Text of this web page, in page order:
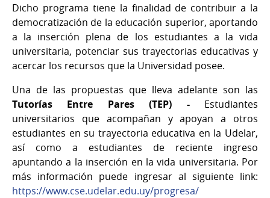
Dicho programa tiene la finalidad de contribuir a la
democratización de la educación superior, aportando
a la inserción plena de los estudiantes a la vida
universitaria, potenciar sus trayectorias educativas y
acercar los recursos que la Universidad posee.
Una de las propuestas que lleva adelante son las
Tutorías Entre Pares (TEP) - Estudiantes
universitarios que acompañan y apoyan a otros
estudiantes en su trayectoria educativa en la Udelar,
así como a estudiantes de reciente ingreso
apuntando a la inserción en la vida universitaria. Por
más información puede ingresar al siguiente link:
https://www.cse.udelar.edu.uy/progresa/